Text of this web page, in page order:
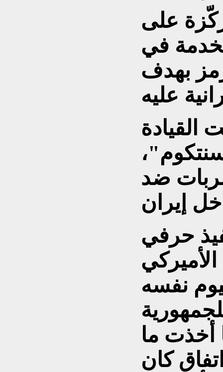
على
في
بهدف
القيادة
ضربات ضد
حرفي
نفسه
أخذت ما
كان